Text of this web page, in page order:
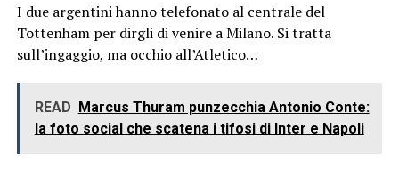
I due argentini hanno telefonato al centrale del
Tottenham per dirgli di venire a Milano. Si tratta
sull’ingaggio, ma occhio all’Atletico…
READ Marcus Thuram punzecchia Antonio Conte:
la foto social che scatena i tifosi di Inter e Napoli